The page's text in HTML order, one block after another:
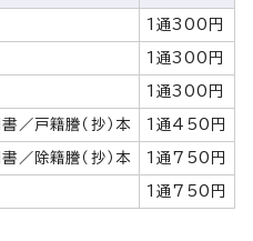
1通300円
1通300円
1通300円
／戸籍謄（抄）本 1通450円
／除籍謄（抄）本 1通750円
1通750円